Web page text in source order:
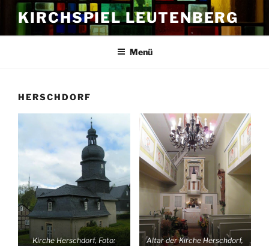
Zum
Inhalt
springen
KIRCHSPIEL LEUTENBERG
Menü
HERSCHDORF
Kirche Herschdorf, Foto:
Altar der Kirche Herschdorf,